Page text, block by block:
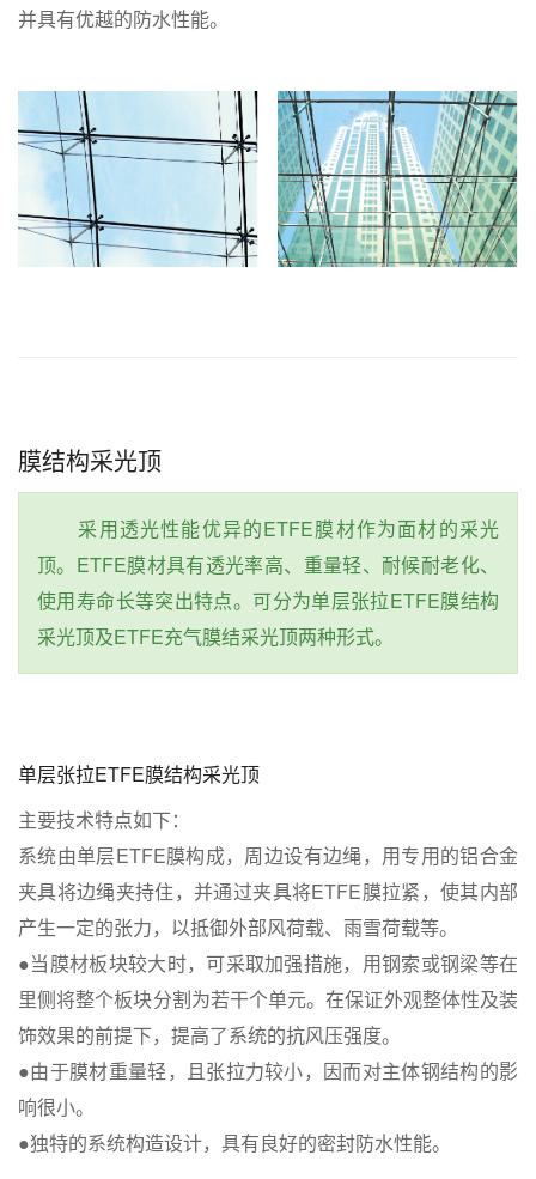
并具有优越的防水性能。
膜结构采光顶
采用透光性能优异的ETFE膜材作为面材的采光
顶。ETFE膜材具有透光率高、重量轻、耐候耐老化、
使用寿命长等突出特点。可分为单层张拉ETFE膜结构
采光顶及ETFE充气膜结采光顶两种形式。
单层张拉ETFE膜结构采光顶
主要技术特点如下：
系统由单层ETFE膜构成，周边设有边绳，用专用的铝合金
夹具将边绳夹持住，并通过夹具将ETFE膜拉紧，使其内部
产生一定的张力，以抵御外部风荷载、雨雪荷载等。
●当膜材板块较大时，可采取加强措施，用钢索或钢梁等在
里侧将整个板块分割为若干个单元。在保证外观整体性及装
饰效果的前提下，提高了系统的抗风压强度。
●由于膜材重量轻，且张拉力较小，因而对主体钢结构的影
响很小。
●独特的系统构造设计，具有良好的密封防水性能。